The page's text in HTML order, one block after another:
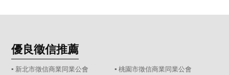
優良徵信推薦
▪ 新北市徵信商業同業公會 ▪ 桃園市徵信商業同業公會